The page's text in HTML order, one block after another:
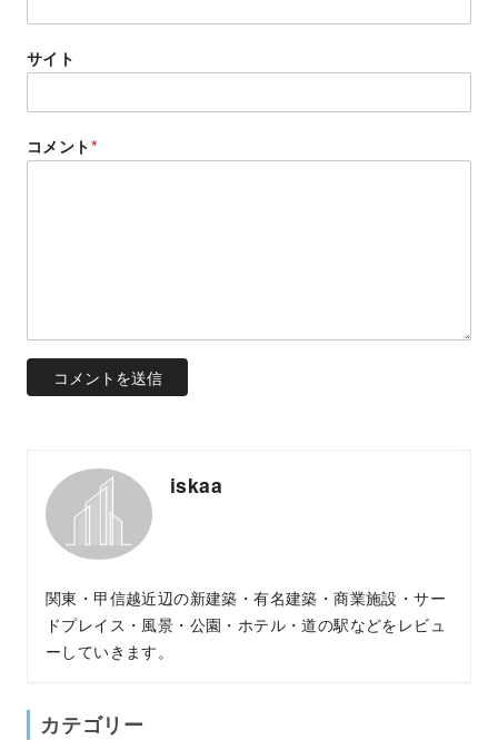
サイト
コメント*
iskaa
関東・甲信越近辺の新建築・有名建築・商業施設・サー
ドプレイス・風景・公園・ホテル・道の駅などをレビュ
ーしていきます。
カテゴリー